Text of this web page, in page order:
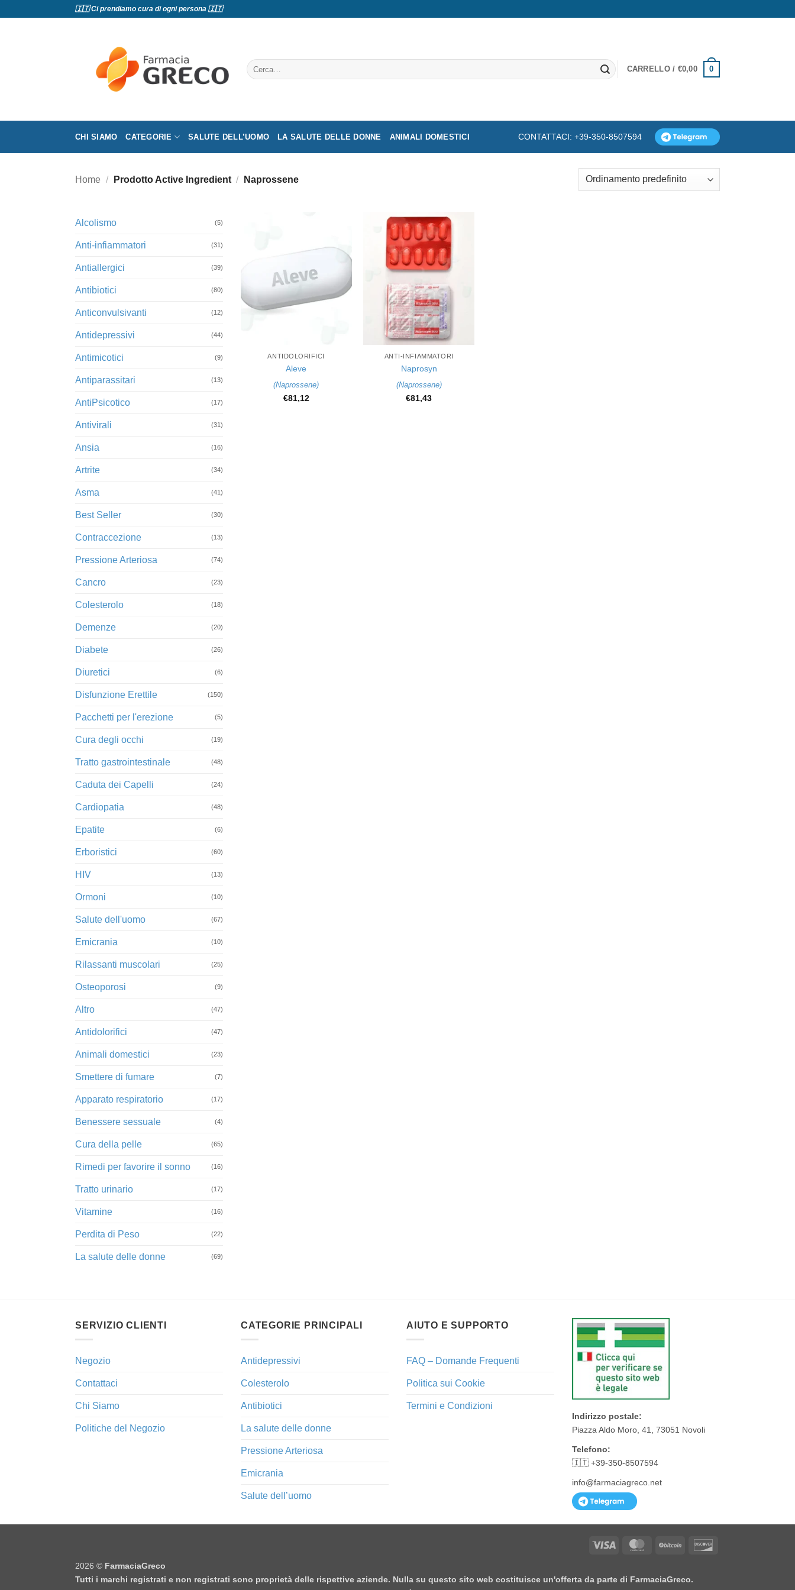
🇮🇹 Ci prendiamo cura di ogni persona 🇮🇹
Cerca:
CARRELLO / €0,00 0
CHI SIAMO CATEGORIE SALUTE DELL’UOMO LA SALUTE DELLE DONNE ANIMALI DOMESTICI CONTATTACI: +39-350-8507594
Home / Prodotto Active Ingredient / Naprossene
Alcolismo (5)
Anti-infiammatori (31)
Antiallergici (39)
Antibiotici (80)
Anticonvulsivanti (12)
Antidepressivi (44)
Antimicotici (9)
Antiparassitari (13)
AntiPsicotico (17)
Antivirali (31)
Ansia (16)
Artrite (34)
Asma (41)
Best Seller (30)
Contraccezione (13)
Pressione Arteriosa (74)
Cancro (23)
Colesterolo (18)
Demenze (20)
Diabete (26)
Diuretici (6)
Disfunzione Erettile (150)
Pacchetti per l'erezione (5)
Cura degli occhi (19)
Tratto gastrointestinale (48)
Caduta dei Capelli (24)
Cardiopatia (48)
Epatite (6)
Erboristici (60)
HIV (13)
Ormoni (10)
Salute dell'uomo (67)
Emicrania (10)
Rilassanti muscolari (25)
Osteoporosi (9)
Altro (47)
Antidolorifici (47)
Animali domestici (23)
Smettere di fumare (7)
Apparato respiratorio (17)
Benessere sessuale (4)
Cura della pelle (65)
Rimedi per favorire il sonno (16)
Tratto urinario (17)
Vitamine (16)
Perdita di Peso (22)
La salute delle donne (69)
ANTIDOLORIFICI
Aleve
(Naprossene)
€81,12
ANTI-INFIAMMATORI
Naprosyn
(Naprossene)
€81,43
SERVIZIO CLIENTI
Negozio
Contattaci
Chi Siamo
Politiche del Negozio
CATEGORIE PRINCIPALI
Antidepressivi
Colesterolo
Antibiotici
La salute delle donne
Pressione Arteriosa
Emicrania
Salute dell’uomo
AIUTO E SUPPORTO
FAQ – Domande Frequenti
Politica sui Cookie
Termini e Condizioni
Indirizzo postale:
Piazza Aldo Moro, 41, 73051 Novoli
Telefono:
🇮🇹 +39-350-8507594
info@farmaciagreco.net
Visa MasterCardBitCoin
2026 © FarmaciaGreco
Tutti i marchi registrati e non registrati sono proprietà delle rispettive aziende. Nulla su questo sito web costituisce un'offerta da parte di FarmaciaGreco.